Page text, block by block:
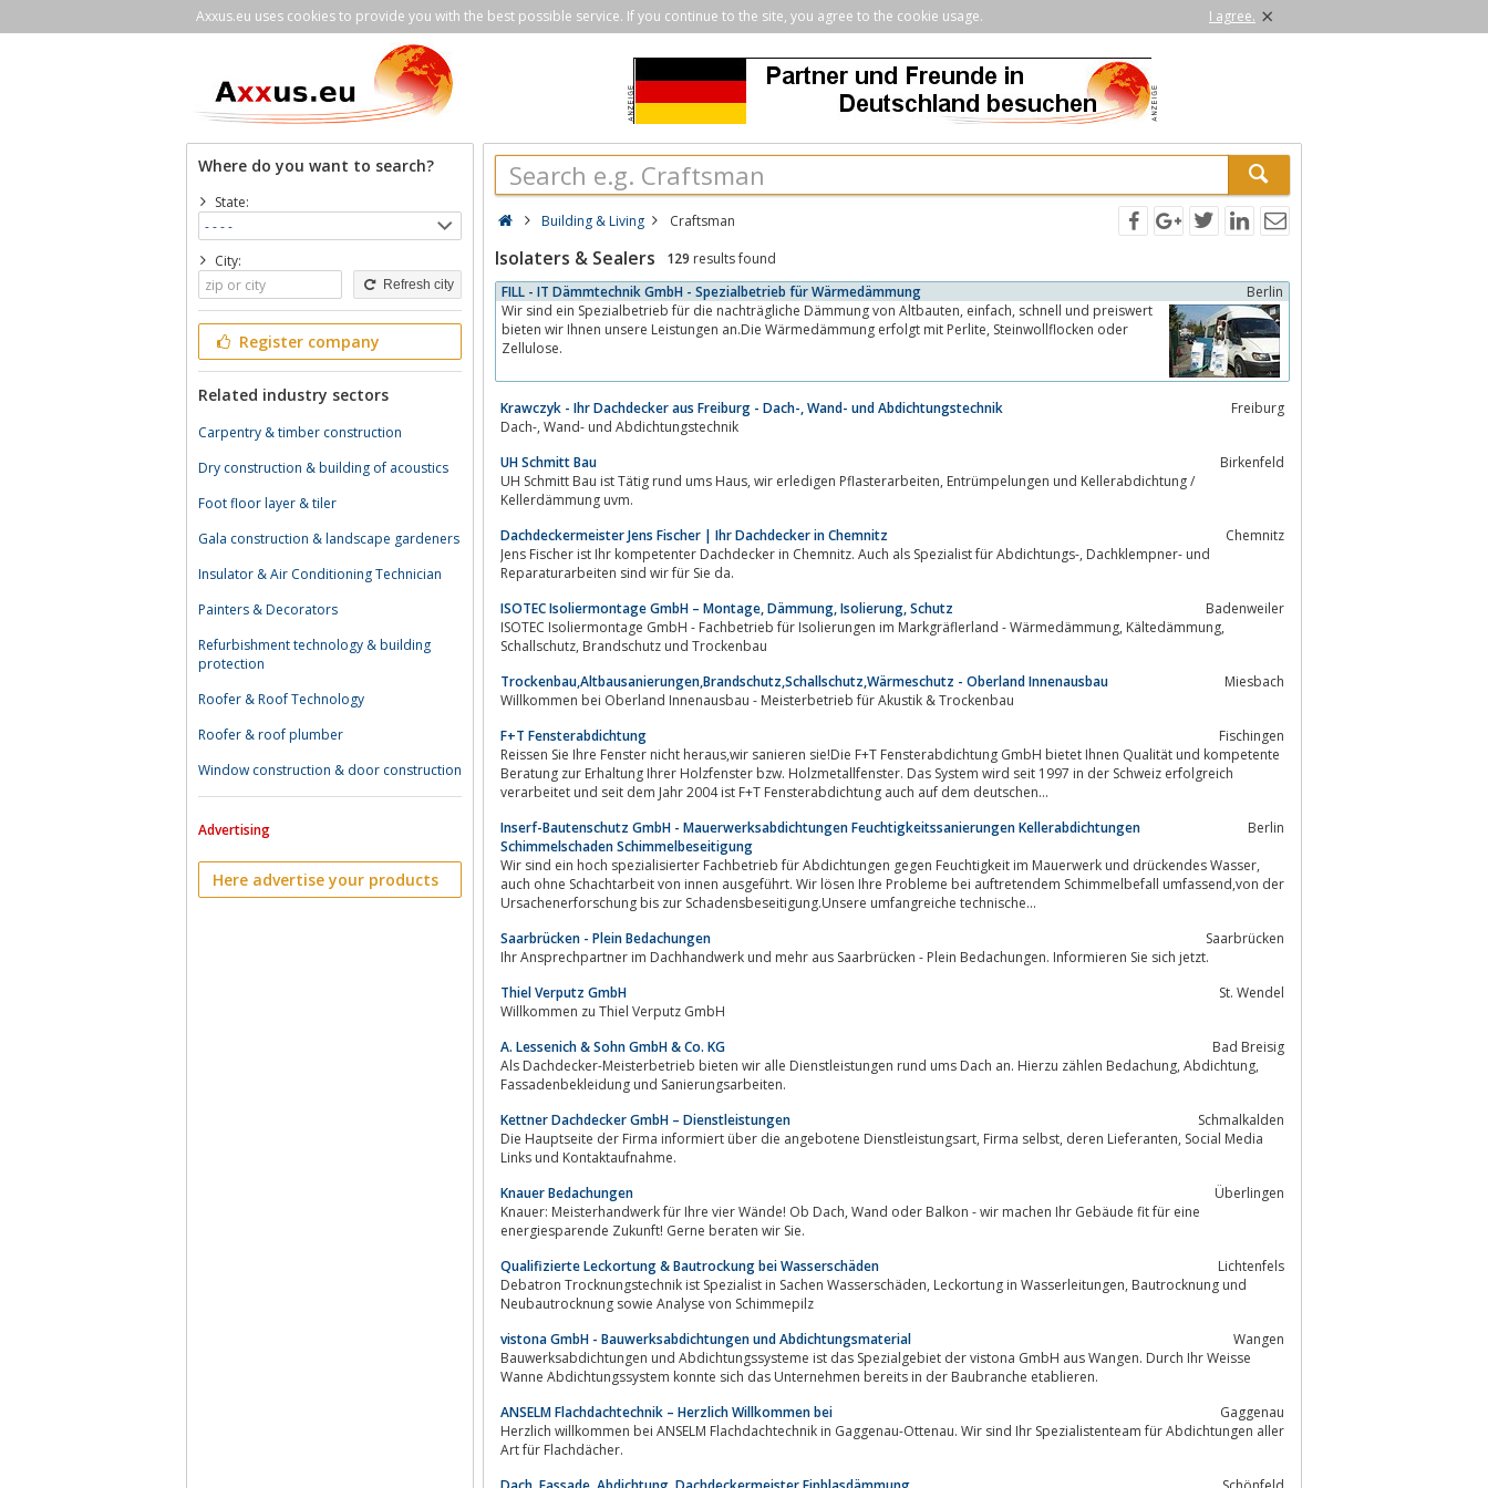
Axxus.eu uses cookies to provide you with the best possible service. If you continue to the site, you agree to the cookie usage. I agree. ×
Where do you want to search?
State:
City:
Refresh city
Register company
Related industry sectors
Carpentry & timber construction
Dry construction & building of acoustics
Foot floor layer & tiler
Gala construction & landscape gardeners
Insulator & Air Conditioning Technician
Painters & Decorators
Refurbishment technology & building
protection
Roofer & Roof Technology
Roofer & roof plumber
Window construction & door construction
Advertising
Here advertise your products
Building & Living Craftsman
Isolaters & Sealers 129 results found
FILL - IT Dämmtechnik GmbH - Spezialbetrieb für Wärmedämmung
Berlin
Wir sind ein Spezialbetrieb für die nachträgliche Dämmung von Altbauten, einfach, schnell und preiswert
bieten wir Ihnen unsere Leistungen an.Die Wärmedämmung erfolgt mit Perlite, Steinwollflocken oder
Zellulose.
Krawczyk - Ihr Dachdecker aus Freiburg - Dach-, Wand- und Abdichtungstechnik
Freiburg
Dach-, Wand- und Abdichtungstechnik
UH Schmitt Bau
Birkenfeld
UH Schmitt Bau ist Tätig rund ums Haus, wir erledigen Pflasterarbeiten, Entrümpelungen und Kellerabdichtung /
Kellerdämmung uvm.
Dachdeckermeister Jens Fischer | Ihr Dachdecker in Chemnitz
Chemnitz
Jens Fischer ist Ihr kompetenter Dachdecker in Chemnitz. Auch als Spezialist für Abdichtungs-, Dachklempner- und
Reparaturarbeiten sind wir für Sie da.
ISOTEC Isoliermontage GmbH – Montage, Dämmung, Isolierung, Schutz
Badenweiler
ISOTEC Isoliermontage GmbH - Fachbetrieb für Isolierungen im Markgräflerland - Wärmedämmung, Kältedämmung,
Schallschutz, Brandschutz und Trockenbau
Trockenbau,Altbausanierungen,Brandschutz,Schallschutz,Wärmeschutz - Oberland Innenausbau
Miesbach
Willkommen bei Oberland Innenausbau - Meisterbetrieb für Akustik & Trockenbau
F+T Fensterabdichtung
Fischingen
Reissen Sie Ihre Fenster nicht heraus,wir sanieren sie!Die F+T Fensterabdichtung GmbH bietet Ihnen Qualität und kompetente
Beratung zur Erhaltung Ihrer Holzfenster bzw. Holzmetallfenster. Das System wird seit 1997 in der Schweiz erfolgreich
verarbeitet und seit dem Jahr 2004 ist F+T Fensterabdichtung auch auf dem deutschen...
Inserf-Bautenschutz GmbH - Mauerwerksabdichtungen Feuchtigkeitssanierungen Kellerabdichtungen
Schimmelschaden Schimmelbeseitigung
Berlin
Wir sind ein hoch spezialisierter Fachbetrieb für Abdichtungen gegen Feuchtigkeit im Mauerwerk und drückendes Wasser,
auch ohne Schachtarbeit von innen ausgeführt. Wir lösen Ihre Probleme bei auftretendem Schimmelbefall umfassend,von der
Ursachenerforschung bis zur Schadensbeseitigung.Unsere umfangreiche technische...
Saarbrücken - Plein Bedachungen
Saarbrücken
Ihr Ansprechpartner im Dachhandwerk und mehr aus Saarbrücken - Plein Bedachungen. Informieren Sie sich jetzt.
Thiel Verputz GmbH
St. Wendel
Willkommen zu Thiel Verputz GmbH
A. Lessenich & Sohn GmbH & Co. KG
Bad Breisig
Als Dachdecker-Meisterbetrieb bieten wir alle Dienstleistungen rund ums Dach an. Hierzu zählen Bedachung, Abdichtung,
Fassadenbekleidung und Sanierungsarbeiten.
Kettner Dachdecker GmbH – Dienstleistungen
Schmalkalden
Die Hauptseite der Firma informiert über die angebotene Dienstleistungsart, Firma selbst, deren Lieferanten, Social Media
Links und Kontaktaufnahme.
Knauer Bedachungen
Überlingen
Knauer: Meisterhandwerk für Ihre vier Wände! Ob Dach, Wand oder Balkon - wir machen Ihr Gebäude fit für eine
energiesparende Zukunft! Gerne beraten wir Sie.
Qualifizierte Leckortung & Bautrockung bei Wasserschäden
Lichtenfels
Debatron Trocknungstechnik ist Spezialist in Sachen Wasserschäden, Leckortung in Wasserleitungen, Bautrocknung und
Neubautrocknung sowie Analyse von Schimmepilz
vistona GmbH - Bauwerksabdichtungen und Abdichtungsmaterial
Wangen
Bauwerksabdichtungen und Abdichtungssysteme ist das Spezialgebiet der vistona GmbH aus Wangen. Durch Ihr Weisse
Wanne Abdichtungssystem konnte sich das Unternehmen bereits in der Baubranche etablieren.
ANSELM Flachdachtechnik – Herzlich Willkommen bei
Gaggenau
Herzlich willkommen bei ANSELM Flachdachtechnik in Gaggenau-Ottenau. Wir sind Ihr Spezialistenteam für Abdichtungen aller
Art für Flachdächer.